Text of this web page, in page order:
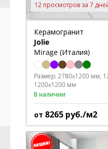
12 просмотров за 7
Керамогранит
Jolie
Mirage (Италия)
Размер: 2780x1200 мм
1200x1200 мм
В наличии
от 8265 руб./м2